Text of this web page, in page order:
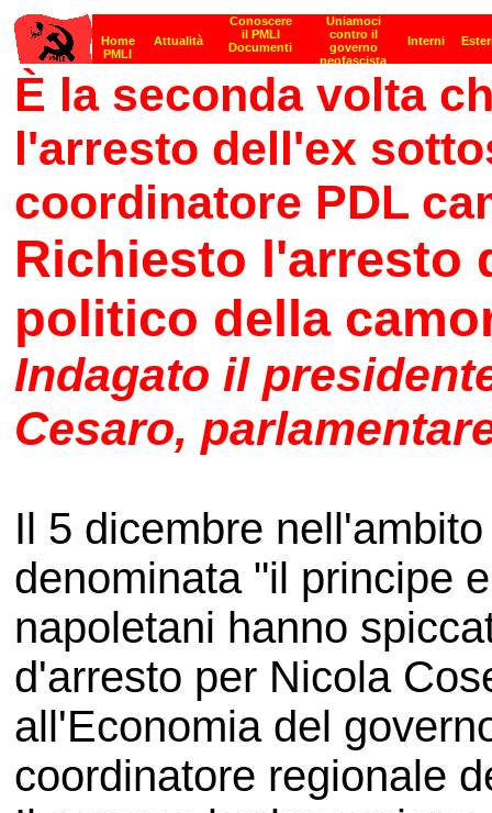
È la seconda volta
l'arresto dell'ex
coordinatore PDL
Richiesto l'arresto
politico della
Indagato il
Cesaro,
Il 5 dicembre
denominata "il principe
napoletani hanno
d'arresto per Nicola
all'Economia del
coordinatore regionale